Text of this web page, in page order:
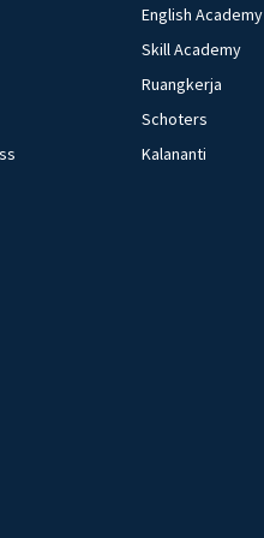
English Academy
Skill Academy
Ruangkerja
Schoters
Kalananti